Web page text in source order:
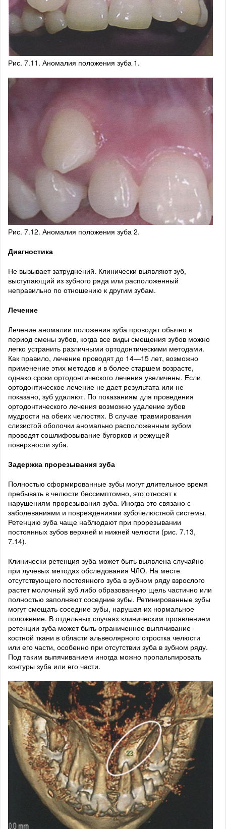
Рис. 7.11. Аномалия положения зуба 1.
Рис. 7.12. Аномалия положения зуба 2.
Диагностика
Не вызывает затруднений. Клинически выявляют зуб,
выступающий из зубного ряда или расположенный
неправильно по отношению к другим зубам.
Лечение
Лечение аномалии положения зуба проводят обычно в
период смены зубов, когда все виды смещения зубов можно
легко устранить различными ортодонтическими методами.
Как правило, лечение проводят до 14—15 лет, возможно
применение этих методов и в более старшем возрасте,
однако сроки ортодонтического лечения увеличены. Если
ортодонтическое лечение не дает результата или не
показано, зуб удаляют. По показаниям для проведения
ортодонтического лечения возможно удаление зубов
мудрости на обеих челюстях. В случае травмирования
слизистой оболочки аномально расположенным зубом
проводят сошлифовывание бугорков и режущей
поверхности зуба.
Задержка прорезывания зуба
Полностью сформированные зубы могут длительное время
пребывать в челюсти бессимптомно, это относят к
нарушениям прорезывания зуба. Иногда это связано с
заболеваниями и повреждениями зубочелюстной системы.
Ретенцию зуба чаще наблюдают при прорезывании
постоянных зубов верхней и нижней челюсти (рис. 7.13,
7.14).
Клинически ретенция зуба может быть выявлена случайно
при лучевых методах обследования ЧЛО. На месте
отсутствующего постоянного зуба в зубном ряду взрослого
растет молочный зуб либо образованную щель частично или
полностью заполняют соседние зубы. Ретинированные зубы
могут смещать соседние зубы, нарушая их нормальное
положение. В отдельных случаях клиническим проявлением
ретенции зуба может быть ограниченное выпячивание
костной ткани в области альвеолярного отростка челюсти
или его части, особенно при отсутствии зуба в зубном ряду.
Под таким выпячиванием иногда можно пропальпировать
контуры зуба или его части.